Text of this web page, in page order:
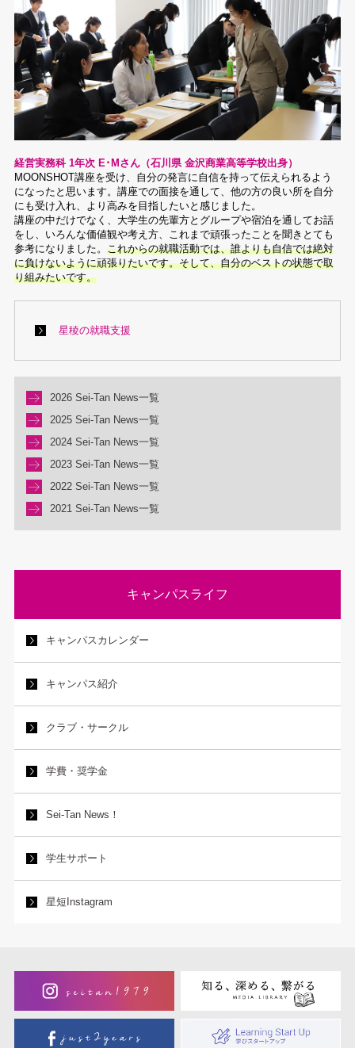
経営実務科 1年次 E･Mさん（石川県 金沢商業高等学校出身）
MOONSHOT講座を受け、自分の発言に自信を持って伝えられるよう
になったと思います。講座での面接を通して、他の方の良い所を自分
にも受け入れ、より高みを目指したいと感じました。
講座の中だけでなく、大学生の先輩方とグループや宿泊を通してお話
をし、いろんな価値観や考え方、これまで頑張ったことを聞きとても
参考になりました。 これからの就職活動では、誰よりも自信では絶対
に負けないように頑張りたいです。そして、自分のベストの状態で取
り組みたいです。
星稜の就職支援
2026 Sei-Tan News一覧
2025 Sei-Tan News一覧
2024 Sei-Tan News一覧
2023 Sei-Tan News一覧
2022 Sei-Tan News一覧
2021 Sei-Tan News一覧
キャンパスライフ
キャンパスカレンダー
キャンパス紹介
クラブ・サークル
学費・奨学金
Sei-Tan News！
学生サポート
星短Instagram